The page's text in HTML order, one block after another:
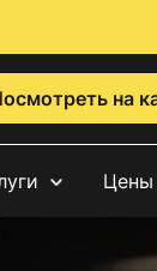
на
Цены